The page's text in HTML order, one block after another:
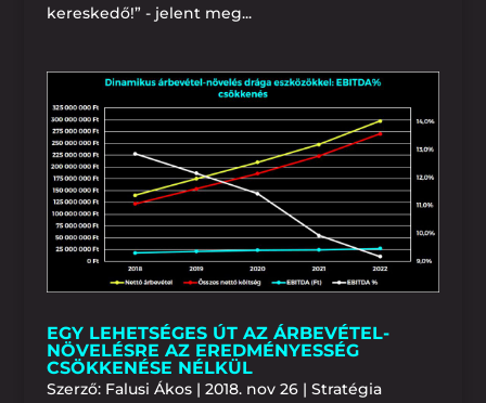
kereskedő!” - jelent meg...
EGY LEHETSÉGES ÚT AZ ÁRBEVÉTEL-
NÖVELÉSRE AZ EREDMÉNYESSÉG
CSÖKKENÉSE NÉLKÜL
Szerző: Falusi Ákos| 2018. nov 26| Stratégia